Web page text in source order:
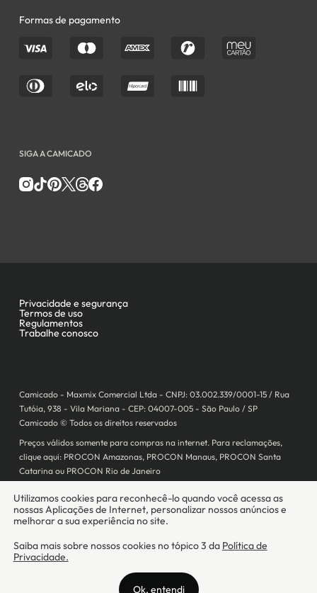
Camicado - Maxmix Comercial Ltda - CNPJ: 03.002.339/0001-15 / Rua
Tutóia, 938 - Vila Mariana - CEP: 04007-005 - São Paulo / SP
Camicado © Todos os direitos reservados
Preços válidos somente para compras na internet. Para reclamações,
clique aqui: PROCON Amazonas, PROCON Manaus, PROCON Santa
Catarina ou PROCON Rio de Janeiro
prestando os serviços de abertura de conta pós-paga (cartões de
crédito), conforme a regulação vigente.